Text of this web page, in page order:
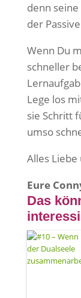
denn
der
Wenn Du
schneller
Lege los
sie Schritt
umso
Alles Liebe
Eure
Das